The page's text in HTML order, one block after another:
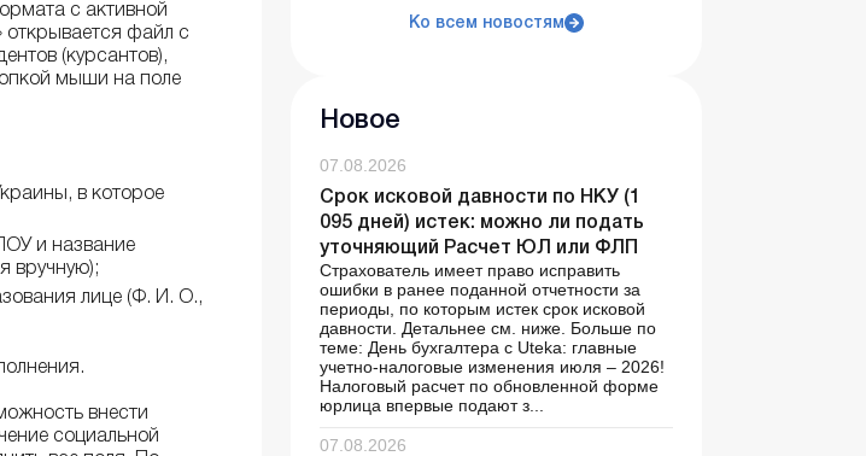
с активной
открывается файл с
(курсантов),
мыши на поле
в которое
и название
вручную);
лице (Ф. И. О.,
внести
социальной
Ко всем новостям
Новое
07.08.2026
Срок исковой давности по НКУ (1
095 дней) истек: можно ли подать
уточняющий Расчет ЮЛ или ФЛП
Страхователь имеет право исправить
ошибки в ранее поданной отчетности за
периоды, по которым истек срок исковой
давности. Детальнее см. ниже. Больше по
теме: День бухгалтера с Uteka: главные
учетно-налоговые изменения июля – 2026!
Налоговый расчет по обновленной форме
юрлица впервые подают з...
07.08.2026